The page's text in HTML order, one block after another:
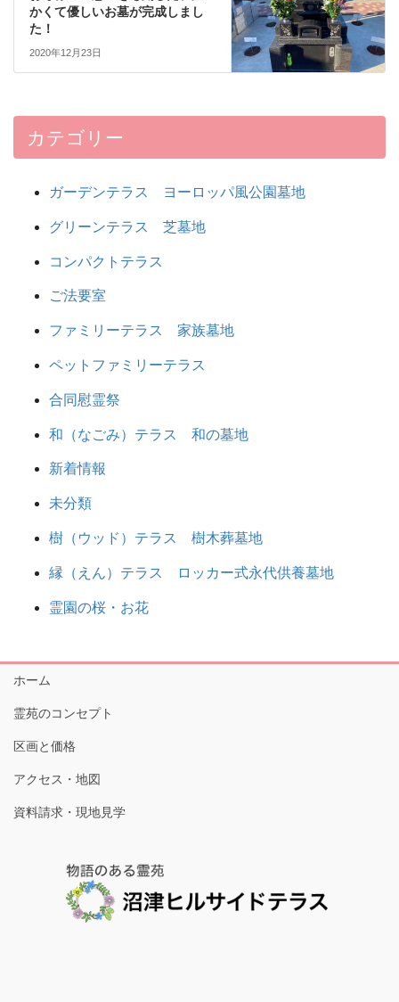
かくて優しいお墓が完成しまし
た！
2020年12月23日
カテゴリー
ガーデンテラス ヨーロッパ風公園墓地
グリーンテラス 芝墓地
コンパクトテラス
ご法要室
ファミリーテラス 家族墓地
ペットファミリーテラス
合同慰霊祭
和（なごみ）テラス 和の墓地
新着情報
未分類
樹（ウッド）テラス 樹木葬墓地
縁（えん）テラス ロッカー式永代供養墓地
霊園の桜・お花
ホーム
霊苑のコンセプト
区画と価格
アクセス・地図
資料請求・現地見学